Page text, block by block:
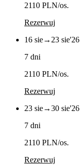
2110 PLN/os.
Rezerwuj
16 sie→ 23 sie'26
7 dni
2110 PLN/os.
Rezerwuj
23 sie→30 sie'26
7 dni
2110 PLN/os.
Rezerwuj